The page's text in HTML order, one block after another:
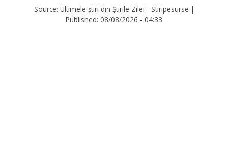
Source: Ultimele știri din Știrile Zilei - Stiripesurse |
Published: 08/08/2026 - 04:33